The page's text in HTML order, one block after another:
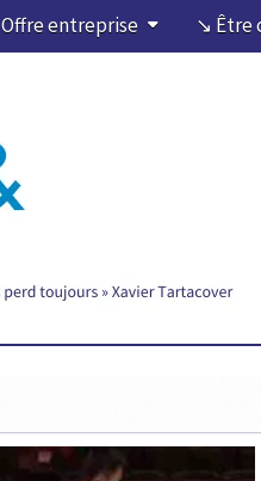
Offre entreprise ↘ Être